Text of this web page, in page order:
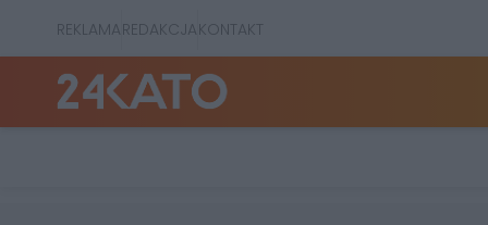
REKLAMAREDAKCJAKONTAKT